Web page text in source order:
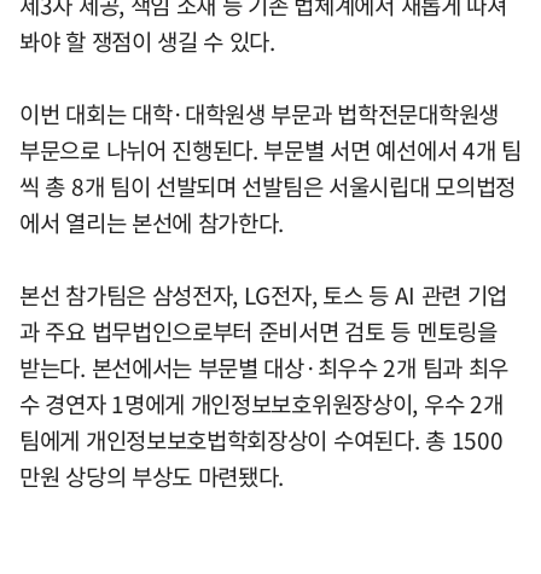
봐야 할 쟁점이 생길 수 있다.
이번 대회는 대학·대학원생 부문과 법학전문대학원생
부문으로 나뉘어 진행된다. 부문별 서면 예선에서 4개 팀
씩 총 8개 팀이 선발되며 선발팀은 서울시립대 모의법정
에서 열리는 본선에 참가한다.
본선 참가팀은 삼성전자, LG전자, 토스 등 AI 관련 기업
과 주요 법무법인으로부터 준비서면 검토 등 멘토링을
받는다. 본선에서는 부문별 대상·최우수 2개 팀과 최우
수 경연자 1명에게 개인정보보호위원장상이, 우수 2개
팀에게 개인정보보호법학회장상이 수여된다. 총 1500
만원 상당의 부상도 마련됐다.